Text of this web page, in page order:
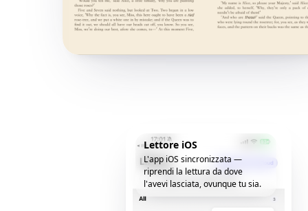
Lettore iOS
L'app iOS sincronizzata —
riprendi la lettura da dove
l'avevi lasciata, ovunque tu sia.